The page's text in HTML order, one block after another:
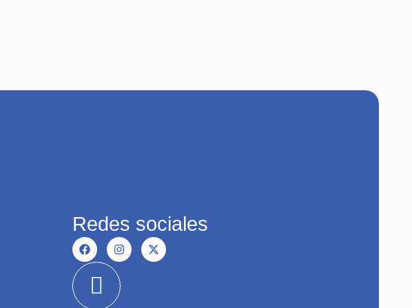
Redes sociales